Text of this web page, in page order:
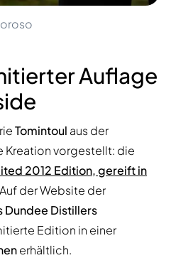
Auflage
Tomintoul aus der
Kreation vorgestellt: die
2012 Edition, gereift in
der Website der
Dundee Distillers
Edition in einer
erhältlich.